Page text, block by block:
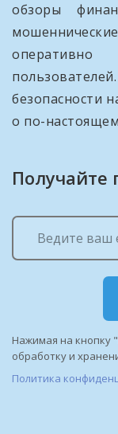
обзоры
безопасности
о по-
Нажимая на кнопку
обработку и
Политика